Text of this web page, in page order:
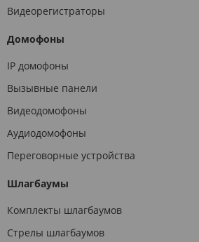
Видеорегистраторы
Домофоны
IP домофоны
Вызывные панели
Видеодомофоны
Аудиодомофоны
Переговорные устройства
Шлагбаумы
Комплекты шлагбаумов
Стрелы шлагбаумов